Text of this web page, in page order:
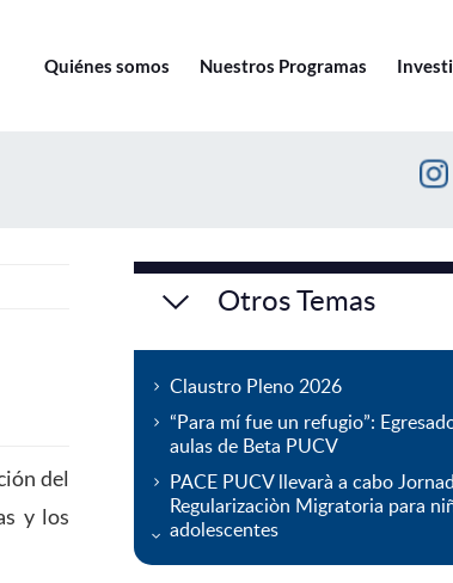
Quiénes somos Nuestros Programas
del
y los
Otros Temas
Claustro Pleno 2026
“Para mí fue un refugio”:
aulas de Beta PUCV
PACE PUCV llevarà a cabo
Regularizaciòn Migratoria para
adolescentes